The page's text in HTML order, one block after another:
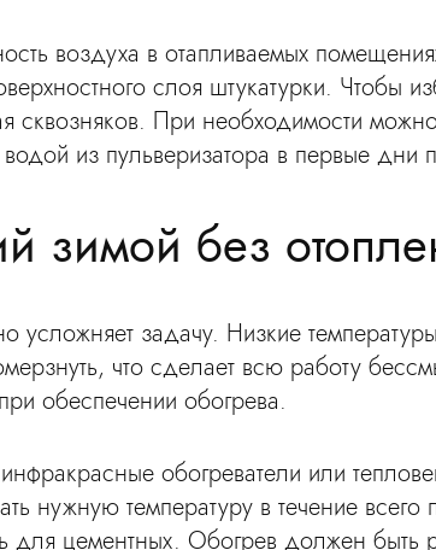
воздуха в отапливаемых
слоя штукатурки. Чтобы
сквозняков. При необходимости
из пульверизатора в первые дни
зимой без
усложняет задачу. Низкие температуры
что сделает всю работу
обеспечении обогрева.
обогреватели или
нужную температуру в течение
цементных. Обогрев должен быть